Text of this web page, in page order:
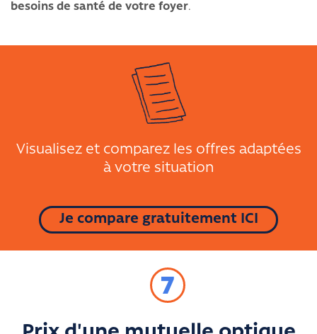
besoins de santé de votre foyer.
Visualisez et comparez les offres adaptées
à votre situation
Je compare gratuitement ICI
7